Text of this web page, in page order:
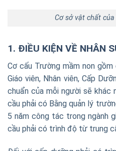
Cơ sở vật chất
1. ĐIỀU KIỆN VỀ NHÂN
Cơ cấu Trường mầm non
Giáo viên, Nhân viên, Cấp
chuẩn của mỗi người sẽ khác
cầu phải có Bằng quản lý
5 năm công tác trong ngành
cầu phải có trình độ từ trung